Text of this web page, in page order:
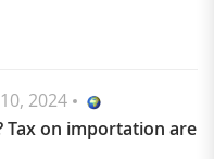
2024
Tax on importation are